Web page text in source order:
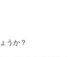
うか？